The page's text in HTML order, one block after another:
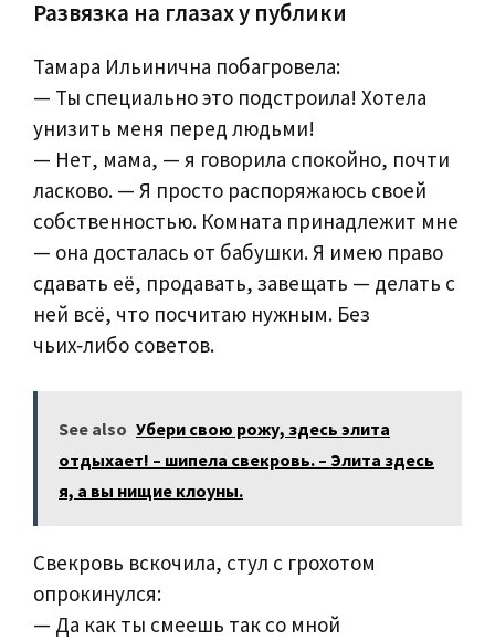
Развязка на глазах у публики
Тамара Ильинична побагровела:
— Ты специально это подстроила! Хотела
унизить меня перед людьми!
— Нет, мама, — я говорила спокойно, почти
ласково. — Я просто распоряжаюсь своей
собственностью. Комната принадлежит мне
— она досталась от бабушки. Я имею право
сдавать её, продавать, завещать — делать с
ней всё, что посчитаю нужным. Без
чьих‑либо советов.
See also Убери свою рожу, здесь элита
отдыхает! – шипела свекровь. – Элита здесь
я, а вы нищие клоуны.
Свекровь вскочила, стул с грохотом
опрокинулся:
— Да как ты смеешь так со мной